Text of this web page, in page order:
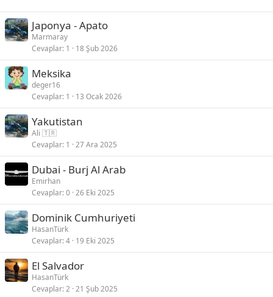
Japonya - Apato
Marmaray
Cevaplar 1 18 Şub 2026
Meksika
deger16
Cevaplar 1 13 Ocak 2026
Yakutistan
Ali 🇹🇷
Cevaplar 1 27 Ara 2025
Dubai - Burj Al Arab
Emirhan
Cevaplar 0 26 Eki 2025
Dominik Cumhuriyeti
HasanTürk
Cevaplar 4 19 Eki 2025
El Salvador
HasanTürk
Cevaplar 2 21 Şub 2025